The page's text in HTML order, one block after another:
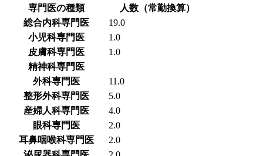
専門医の種類
人数（常勤換算）
総合内科専門医
19.0
小児科専門医
1.0
皮膚科専門医
1.0
精神科専門医
外科専門医
11.0
整形外科専門医
5.0
産婦人科専門医
4.0
眼科専門医
2.0
耳鼻咽喉科専門医
2.0